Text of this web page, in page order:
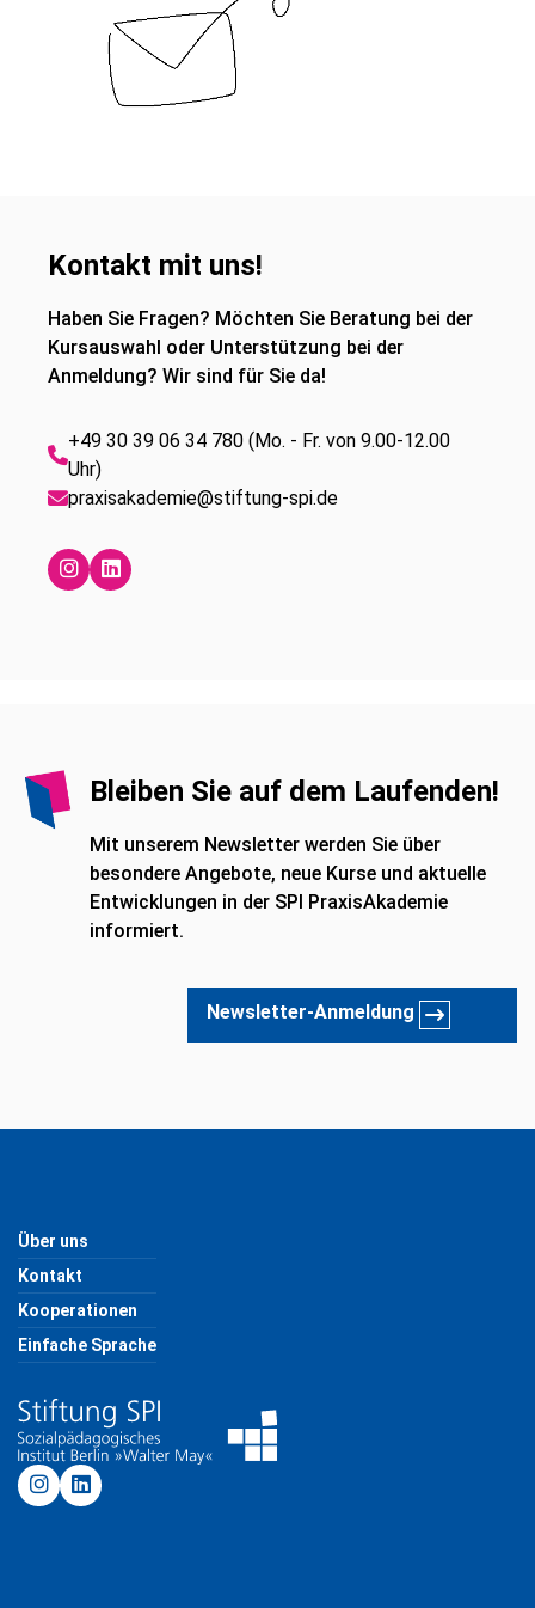
Kontakt mit uns!
Haben Sie Fragen? Möchten Sie Beratung bei der
Kursauswahl oder Unterstützung bei der
Anmeldung? Wir sind für Sie da!
+49 30 39 06 34 780 (Mo. - Fr. von 9.00-12.00
Uhr)
praxisakademie@stiftung-spi.de
Bleiben Sie auf dem Laufenden!
Mit unserem Newsletter werden Sie über
besondere Angebote, neue Kurse und aktuelle
Entwicklungen in der SPI PraxisAkademie
informiert.
Newsletter-Anmeldung
Über uns
Kontakt
Kooperationen
Einfache Sprache